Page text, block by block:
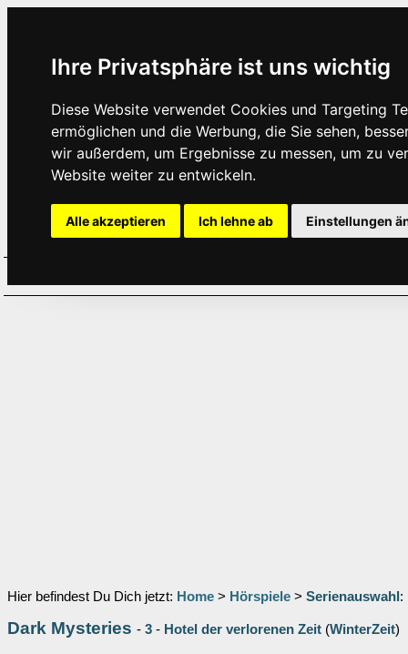
Ihre Privatsphäre ist uns wichtig
Diese Website verwendet Cookies und Targeting
ermöglichen und die Werbung, die Sie sehen,
wir außerdem, um Ergebnisse zu messen, um zu
Website weiter zu entwickeln.
Alle akzeptieren Ich lehne ab Einstellungen
Hier befindest Du Dich jetzt: Home > Hörspiele > Serienauswahl :
Dark Mysteries - 3 - Hotel der verlorenen Zeit (WinterZeit)